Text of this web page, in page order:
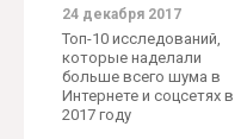
24 декабря 2017
Топ-10 исследований,
которые наделали
больше всего шума в
Интернете и соцсетях в
2017 году